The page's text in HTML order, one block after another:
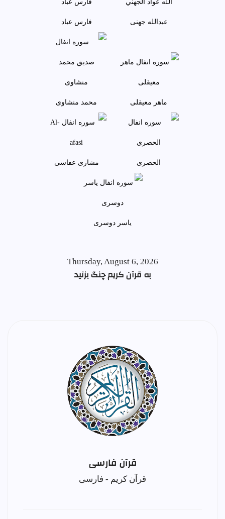
عبدالله جهنی فارس عباد
ماهر معيقلی محمد منشاوی
الحصری مشاری عفاسی
ياسر دوسری
Thursday, August 6, 2026
به قرآن کریم چنگ بزنید
قرآن فارسی
قرآن کریم - فارسی